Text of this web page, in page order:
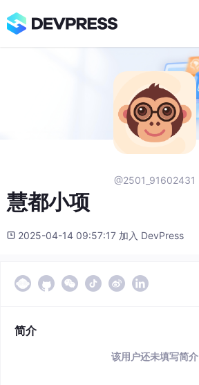
@2501_91602431
慧都小项
2025-04-14 09:57:17 加入 DevPress
简介
该用户还未填写简介